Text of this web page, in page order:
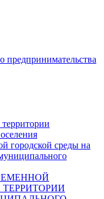
предпринимательства
городской среды на